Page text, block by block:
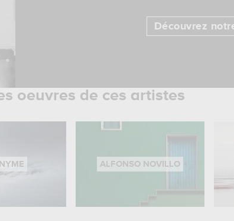
Découvrez
oeuvres de ces artistes
ALFONSO NOVILLO